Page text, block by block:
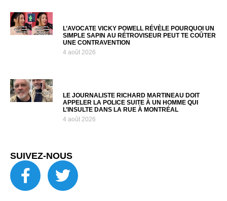
L’AVOCATE VICKY POWELL RÉVÈLE POURQUOI UN
SIMPLE SAPIN AU RÉTROVISEUR PEUT TE COÛTER
UNE CONTRAVENTION
4 août 2026
LE JOURNALISTE RICHARD MARTINEAU DOIT
APPELER LA POLICE SUITE À UN HOMME QUI
L’INSULTE DANS LA RUE À MONTRÉAL
4 août 2026
SUIVEZ-NOUS